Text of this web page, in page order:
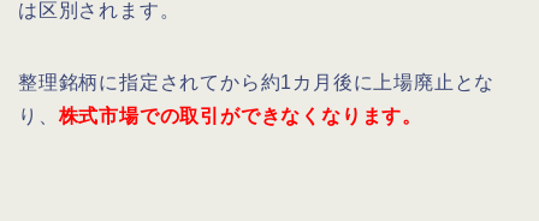
は区別されます。
整理銘柄に指定されてから約1カ月後に上場廃止とな
り、 株式市場での取引ができなくなります。